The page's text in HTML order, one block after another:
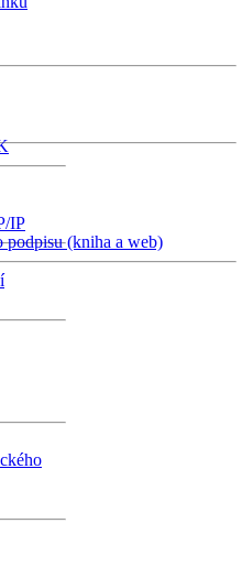
podpisu (kniha a web)
IP